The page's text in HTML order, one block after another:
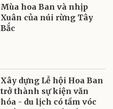
Mùa hoa Ban và nhịp
Xuân của núi rừng Tây
Bắc
Xây dựng Lễ hội Hoa Ban
trở thành sự kiện văn
hóa - du lịch có tầm vóc